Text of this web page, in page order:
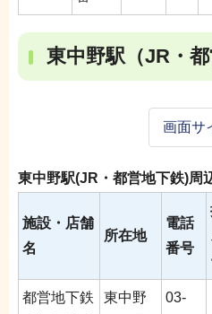
東中野駅（JR・都
画面サ
東中野駅(JR・都営地下鉄)周
施設・店舗
名
所在地
電話
番号
都営地下鉄
東中野
03-